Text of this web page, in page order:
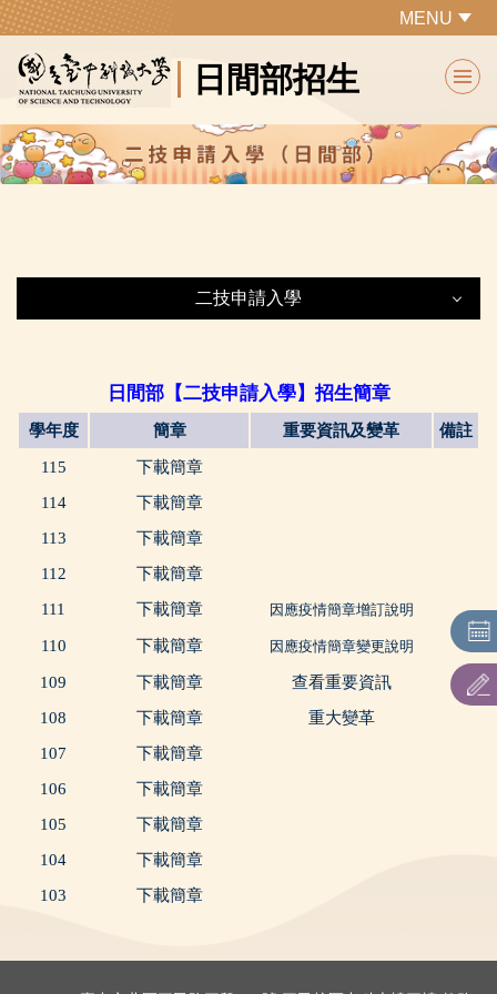
跳
主
要
內
容
區
日間部招生
MENU
二技申請入學
最新公告
下載報到通知單
歷年錄取標準/實際遞補情形
二技各入學管道
各系所特色及課程規劃
日間部【二技申請入學】招生簡章
學年度 簡章 重要資訊及變革 備註
115
下載簡章
114
下載簡章
113
下載簡章
112
下載簡章
111
下載簡章 因應疫情簡章增訂說明
110 下載簡章 因應疫情簡章變更說明
109 下載簡章
查看重要資訊
108
下載簡章
重大變革
107
下載簡章
106
下載簡章
105
下載簡章
104
下載簡章
103
下載簡章